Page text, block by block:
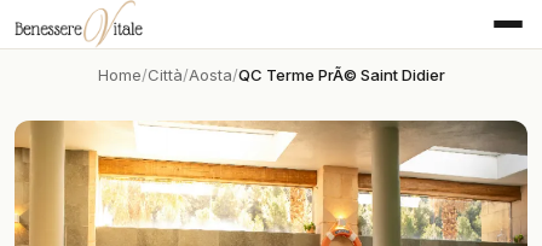
Home Città Aosta QC Terme PrÃ© Saint Didier